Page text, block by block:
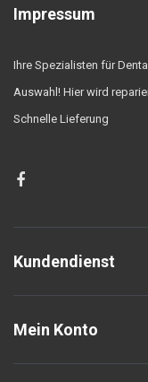
Impressum
Ihre Spezialisten für
Auswahl! Hier wird
Schnelle Lieferung
Kundendienst
Mein Konto